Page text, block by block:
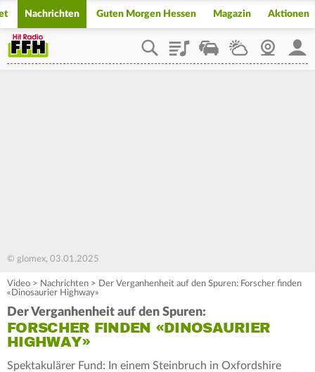
Nachrichten Guten Morgen Hessen Magazin Aktionen
PlaylistStaupilotWetterWebcam
© glomex, 03.01.2025
Video > Nachrichten > Der Verganhenheit auf den Spuren: Forscher finden
«Dinosaurier Highway»
Der Verganhenheit auf den Spuren:
FORSCHER FINDEN «DINOSAURIER
HIGHWAY»
Spektakulärer Fund: In einem Steinbruch in Oxfordshire